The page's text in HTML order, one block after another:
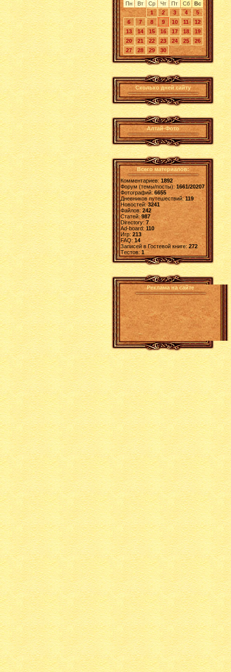
Пн
Вт Ср Чт Пт Сб
Вс
1
2 3 4
5
6
7 8 9 10 11
12
13
14 15 16 17 18
19
20
21 22 23 24 25
26
27
28 29 30
Сколько дней сайту
Алтай-Фото
Всего материалов:
Комментариев: 1892
Форум (темы/посты):1661/20207
Фотографий:6655
Дневников путешествий:119
Новостей:3241
Файлов: 242
Статей:987
Directory: 7
Ad-board:110
Игр: 213
FAQ:14
Записей в Гостевой книге:272
Tестов: 1
Реклама на сайте